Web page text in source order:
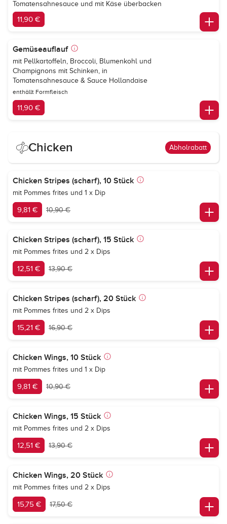
Tomatensahnesauce und mit Käse überbacken
11,90 €
Gemüseauflauf
mit Pellkartoffeln, Broccoli, Blumenkohl und
Champignons mit Schinken, in
Tomatensahnesauce & Sauce Hollandaise
enthällt Formfleisch
11,90 €
Chicken Abholrabatt
Chicken Stripes (scharf), 10 Stück
mit Pommes frites und 1 x Dip
9,81 € 10,90 €
Chicken Stripes (scharf), 15 Stück
mit Pommes frites und 2 x Dips
12,51 € 13,90 €
Chicken Stripes (scharf), 20 Stück
mit Pommes frites und 2 x Dips
15,21 € 16,90 €
Chicken Wings, 10 Stück
mit Pommes frites und 1 x Dip
9,81 € 10,90 €
Chicken Wings, 15 Stück
mit Pommes frites und 2 x Dips
12,51 € 13,90 €
Chicken Wings, 20 Stück
mit Pommes frites und 2 x Dips
15,75 € 17,50 €